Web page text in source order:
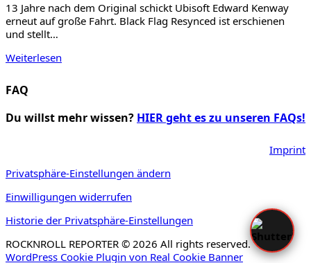
13 Jahre nach dem Original schickt Ubisoft Edward Kenway
erneut auf große Fahrt. Black Flag Resynced ist erschienen
und stellt…
Weiterlesen
FAQ
Du willst mehr wissen? HIER geht es zu unseren FAQs!
Imprint
Privatsphäre-Einstellungen ändern
Einwilligungen widerrufen
Historie der Privatsphäre-Einstellungen
ROCKNROLL REPORTER © 2026 All rights reserved.
WordPress Cookie Plugin von Real Cookie Banner